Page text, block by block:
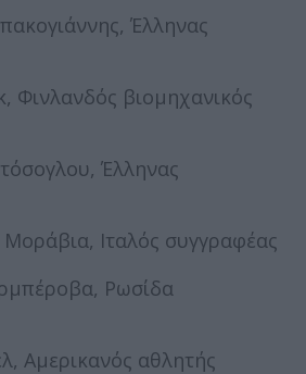
Έλληνας
Φινλανδός βιομηχανικός
Έλληνας
Ιταλός συγγραφέας
Ρωσίδα
Αμερικανός αθλητής